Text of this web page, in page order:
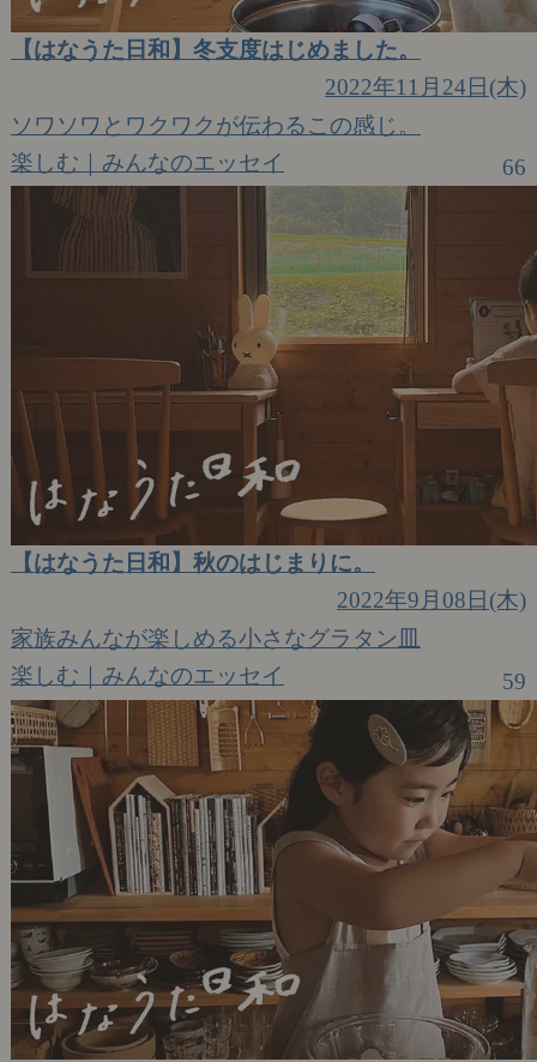
【はなうた日和】冬支度はじめました。
2022年11月24日(木)
ソワソワとワクワクが伝わるこの感じ。
楽しむ｜みんなのエッセイ
66
【はなうた日和】秋のはじまりに。
2022年9月08日(木)
家族みんなが楽しめる小さなグラタン皿
楽しむ｜みんなのエッセイ
59